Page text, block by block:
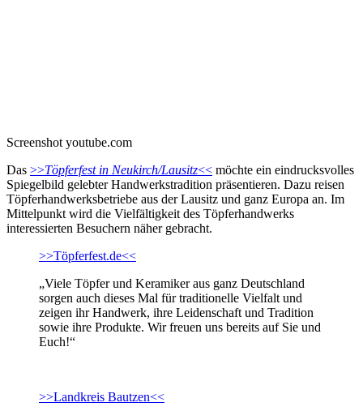
Screenshot youtube.com
Das >>Töpferfest in Neukirch/Lausitz<< möchte ein eindrucksvolles
Spiegelbild gelebter Handwerkstradition präsentieren. Dazu reisen
Töpferhandwerksbetriebe aus der Lausitz und ganz Europa an. Im
Mittelpunkt wird die Vielfältigkeit des Töpferhandwerks
interessierten Besuchern näher gebracht.
>>Töpferfest.de<<
„Viele Töpfer und Keramiker aus ganz Deutschland
sorgen auch dieses Mal für traditionelle Vielfalt und
zeigen ihr Handwerk, ihre Leidenschaft und Tradition
sowie ihre Produkte. Wir freuen uns bereits auf Sie und
Euch!“
>>Landkreis Bautzen<<